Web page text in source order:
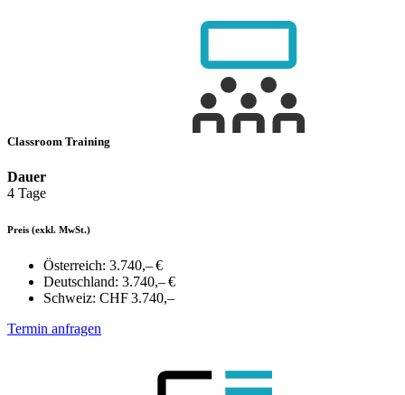
Classroom Training
Dauer
4 Tage
Preis (exkl. MwSt.)
Österreich: 3.740,– €
Deutschland: 3.740,– €
Schweiz: CHF 3.740,–
Termin anfragen